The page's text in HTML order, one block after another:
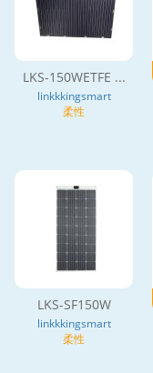
LKS-150WETFE ...
linkkkingsmart
柔性
LKS-SF150W
linkkkingsmart
柔性